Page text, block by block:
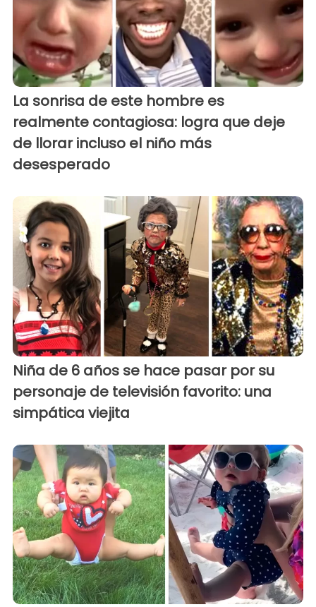
La sonrisa de este hombre es
realmente contagiosa: logra que deje
de llorar incluso el niño más
desesperado
Niña de 6 años se hace pasar por su
personaje de televisión favorito: una
simpática viejita